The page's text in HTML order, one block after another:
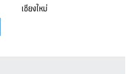
เชียงใหม่